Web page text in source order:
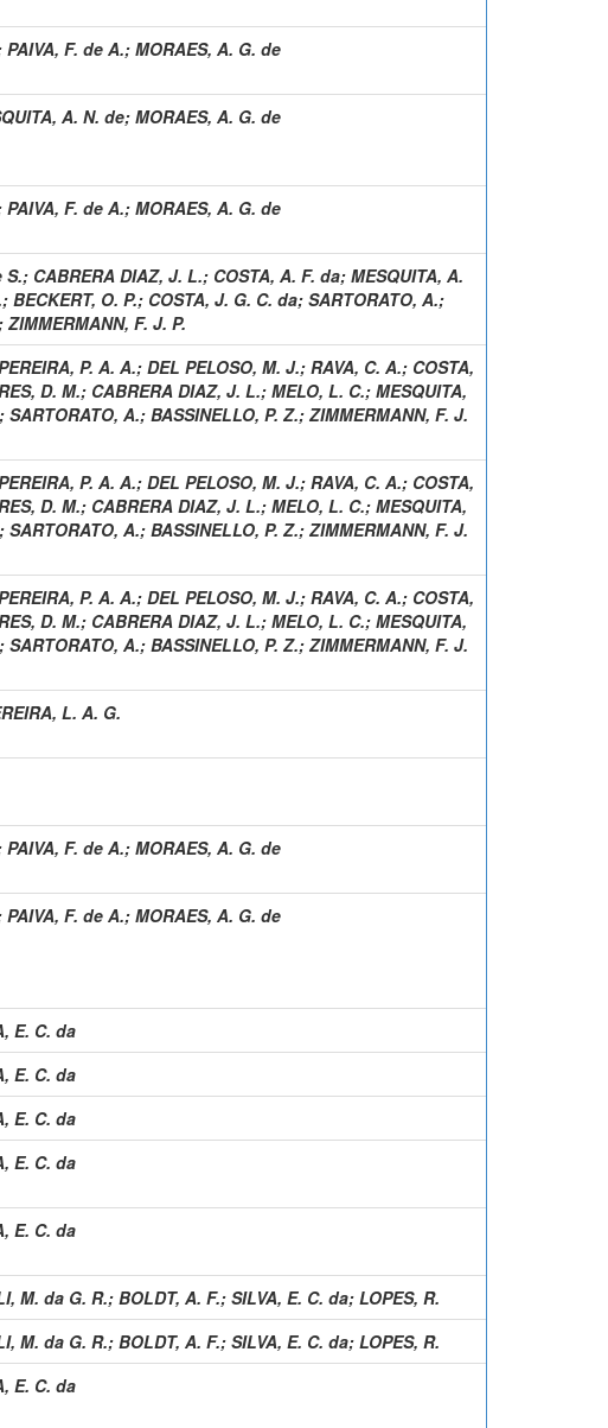
PAIVA, F. de A.; MORAES, A. G. de
A. N. de; MORAES, A. G. de
PAIVA, F. de A.; MORAES, A. G. de
S.; CABRERA DIAZ, J. L.; COSTA, A. F. da; MESQUITA, A.
; BECKERT, O. P.; COSTA, J. G. C. da; SARTORATO, A.;
; ZIMMERMANN, F. J. P.
P. A. A.; DEL PELOSO, M. J.; RAVA, C. A.; COSTA,
D. M.; CABRERA DIAZ, J. L.; MELO, L. C.; MESQUITA,
; SARTORATO, A.; BASSINELLO, P. Z.; ZIMMERMANN, F. J.
P. A. A.; DEL PELOSO, M. J.; RAVA, C. A.; COSTA,
D. M.; CABRERA DIAZ, J. L.; MELO, L. C.; MESQUITA,
; SARTORATO, A.; BASSINELLO, P. Z.; ZIMMERMANN, F. J.
P. A. A.; DEL PELOSO, M. J.; RAVA, C. A.; COSTA,
D. M.; CABRERA DIAZ, J. L.; MELO, L. C.; MESQUITA,
; SARTORATO, A.; BASSINELLO, P. Z.; ZIMMERMANN, F. J.
L. A. G.
PAIVA, F. de A.; MORAES, A. G. de
PAIVA, F. de A.; MORAES, A. G. de
E. C. da
E. C. da
E. C. da
E. C. da
E. C. da
M. da G. R.; BOLDT, A. F.; SILVA, E. C. da; LOPES, R.
M. da G. R.; BOLDT, A. F.; SILVA, E. C. da; LOPES, R.
E. C. da